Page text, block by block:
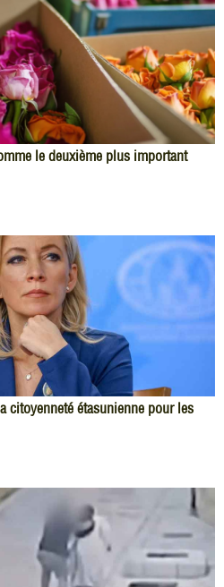
le deuxième plus important
citoyenneté étasunienne pour les